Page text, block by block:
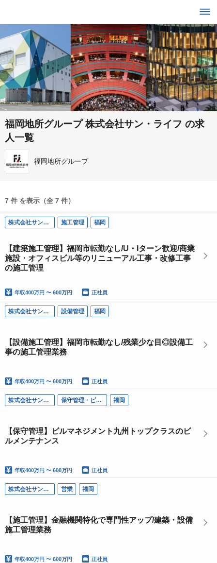
福岡地所グループ 株式会社サン・ライフ の求
人一覧
福岡地所グループ
7 件 を表示（全 7 件）
株式会社サン・ライフ 施工管理 福岡
【建築施工管理】福岡市転勤なし/U・Iターン歓迎/商業
施設・オフィスビル等のリニューアル工事・改修工事
の施工管理
年収400万円 〜 600万円 正社員
株式会社サン・ライフ 設備管理 福岡
【設備施工管理】福岡市転勤なし/残業少な目◎設備工
事の施工管理業務
年収400万円 〜 600万円 正社員
株式会社サン・ライフ 保守管理・ビル管理 福岡
【保守管理】ビルマネジメント九州トップクラスのビ
ルメンテナンス
年収400万円 〜 600万円 正社員
株式会社サン・ライフ 営業 福岡
【施工管理】金融機関特化で専門性アップ/建築・設備
施工管理業務
年収400万円 〜 600万円 正社員